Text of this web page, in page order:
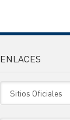
ENLACES